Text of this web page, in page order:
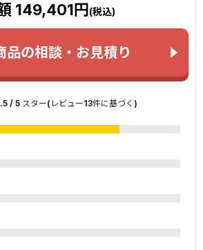
149,401円 (税込)
品の相談・お見積り
/ 5 スター(レビュー13件に基づく)